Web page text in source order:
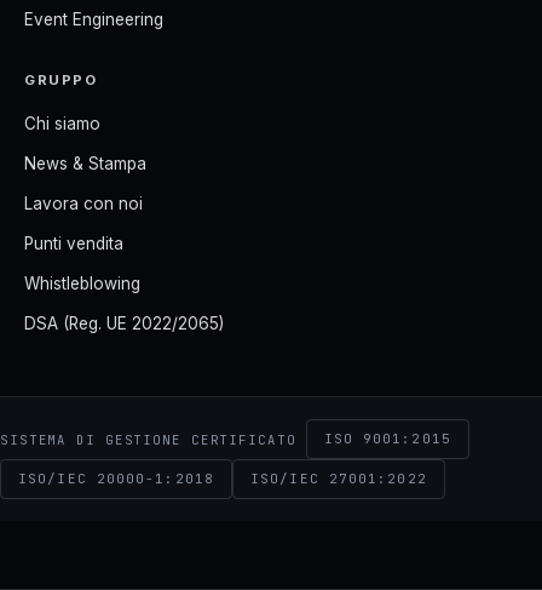
Event Engineering
GRUPPO
Chi siamo
News & Stampa
Lavora con noi
Punti vendita
Whistleblowing
DSA (Reg. UE 2022/2065)
SISTEMA DI GESTIONE CERTIFICATO ISO 9001:2015
ISO/IEC 20000-1:2018 ISO/IEC 27001:2022